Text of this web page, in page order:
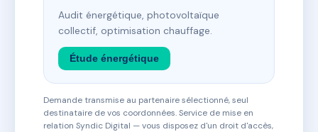
Audit énergétique, photovoltaïque
collectif, optimisation chauffage.
Étude énergétique
Demande transmise au partenaire sélectionné, seul
destinataire de vos coordonnées. Service de mise en
relation Syndic Digital — vous disposez d'un droit d'accès,